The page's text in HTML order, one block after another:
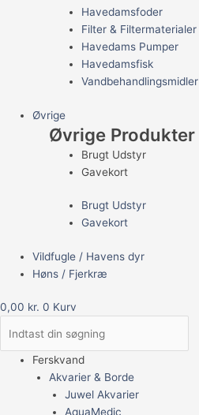
Havedamsfoder
Filter & Filtermaterialer
Havedams Pumper
Havedamsfisk
Vandbehandlingsmidler
Øvrige
Øvrige Produkter
Brugt Udstyr
Gavekort
Brugt Udstyr
Gavekort
Vildfugle / Havens dyr
Høns / Fjerkræ
0,00 kr. 0 Kurv
Ferskvand
Akvarier & Borde
Juwel Akvarier
AquaMedic